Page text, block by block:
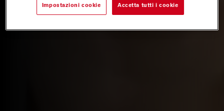
Impostazioni cookie Accetta tutti i cookie